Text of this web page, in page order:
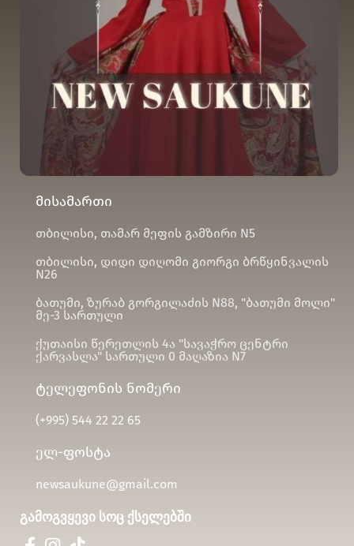
მისამართი
თბილისი, თამარ მეფის გამზირი N5
თბილისი, დიდი დიღომი გიორგი ბრწყინვალის
N26
ბათუმი, ზურაბ გორგილაძის N88, "ბათუმი მოლი"
მე-3 სართული
ქუთაისი წერეთლის 4ა "სავაჭრო ცენტრი
ქარვასლა" სართული 0 მაღაზია N7
ტელეფონის ნომერი
(+995)544 22 22 65
ელ-ფოსტა
newsaukune@gmail.com
გამოგვყევი სოც ქსელებში